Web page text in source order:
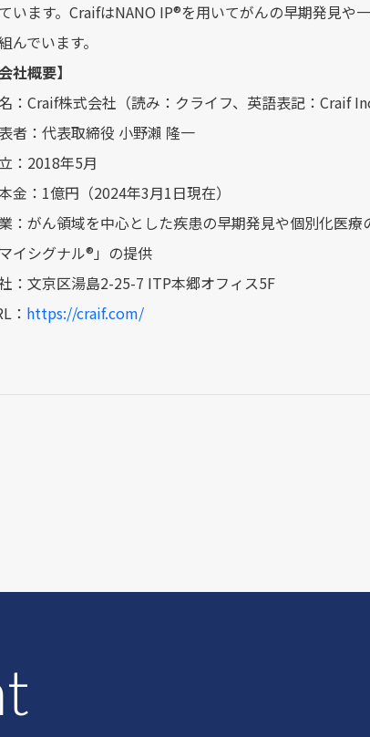
います。CraifはNANO IP®︎を用いてがんの早期発見
んでいます。
会社概要】
：Craif株式会社（読み：クライフ、英語表記：Craif
者：代表取締役 小野瀨 隆一
：2018年5月
金：1億円（2024年3月1日現在）
：がん領域を中心とした疾患の早期発見や個別化医
マイシグナル®︎」の提供
：文京区湯島2-25-7 ITP本郷オフィス5F
： https://craif.com/